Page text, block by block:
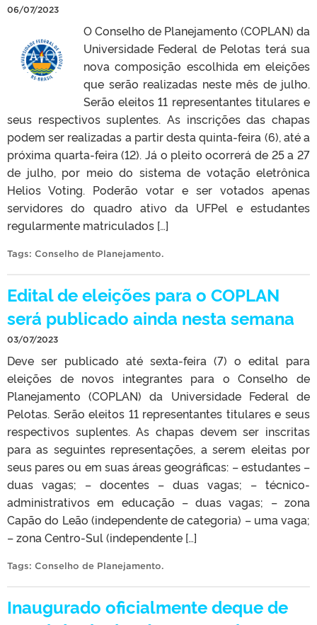
06/07/2023
O Conselho de Planejamento (COPLAN) da
Universidade Federal de Pelotas terá sua
nova composição escolhida em eleições
que serão realizadas neste mês de julho.
Serão eleitos 11 representantes titulares e
seus respectivos suplentes. As inscrições das chapas
podem ser realizadas a partir desta quinta-feira (6), até a
próxima quarta-feira (12). Já o pleito ocorrerá de 25 a 27
de julho, por meio do sistema de votação eletrônica
Helios Voting. Poderão votar e ser votados apenas
servidores do quadro ativo da UFPel e estudantes
regularmente matriculados […]
Tags: Conselho de Planejamento.
Edital de eleições para o COPLAN
será publicado ainda nesta semana
03/07/2023
Deve ser publicado até sexta-feira (7) o edital para
eleições de novos integrantes para o Conselho de
Planejamento (COPLAN) da Universidade Federal de
Pelotas. Serão eleitos 11 representantes titulares e seus
respectivos suplentes. As chapas devem ser inscritas
para as seguintes representações, a serem eleitas por
seus pares ou em suas áreas geográficas: – estudantes –
duas vagas; – docentes – duas vagas; – técnico-
administrativos em educação – duas vagas; – zona
Capão do Leão (independente de categoria) – uma vaga;
– zona Centro-Sul (independente […]
Tags: Conselho de Planejamento.
Inaugurado oficialmente deque de